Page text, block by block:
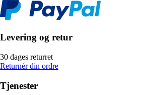
Levering og retur
30 dages returret
Returnér din ordre
Tjenester